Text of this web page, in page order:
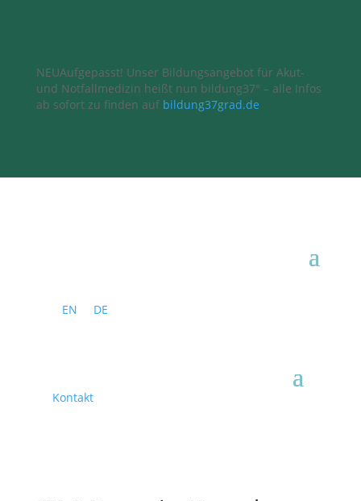
NEUAufgepasst! Unser Bildungsangebot für Akut-
und Notfallmedizin heißt nun bildung37° – alle Infos
ab sofort zu finden auf bildung37grad.de
EN DE
Kontakt